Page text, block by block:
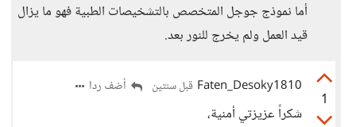
أما نموذج جوجل المتخصص بالتشخيصات الطبية فهو ما يزال
قيد العمل ولم يخرج للنور بعد.
1
Faten_Desoky1810 قبل سنتين أضف ردا
شكراً عزيزتي أمنية،